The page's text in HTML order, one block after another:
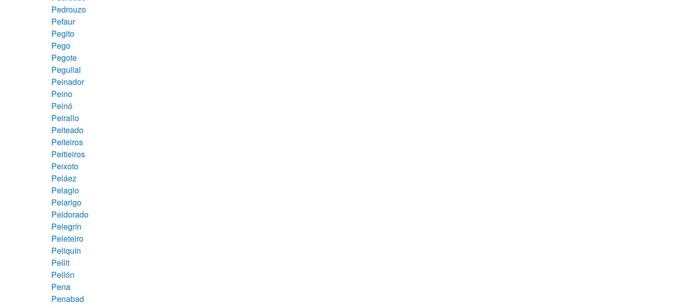
Pedrouzo
Pefaur
Pegito
Pego
Pegote
Pegullal
Peinador
Peino
Peinó
Peirallo
Peiteado
Peiteiros
Peitieiros
Peixoto
Peláez
Pelagio
Pelarigo
Peldorado
Pelegrín
Peleteiro
Peliquín
Pellit
Pellón
Pena
Penabad